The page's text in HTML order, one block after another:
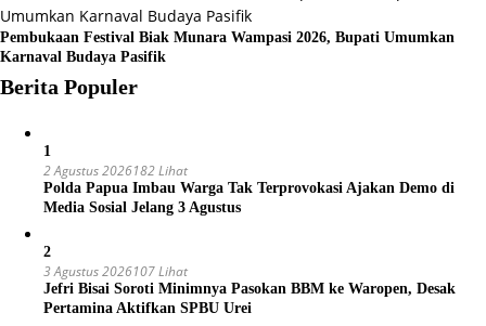
Pembukaan Festival Biak Munara Wampasi 2026, Bupati Umumkan
Karnaval Budaya Pasifik
Berita Populer
1
2 Agustus 2026182 Lihat
Polda Papua Imbau Warga Tak Terprovokasi Ajakan Demo di
Media Sosial Jelang 3 Agustus
2
3 Agustus 2026107 Lihat
Jefri Bisai Soroti Minimnya Pasokan BBM ke Waropen, Desak
Pertamina Aktifkan SPBU Urei